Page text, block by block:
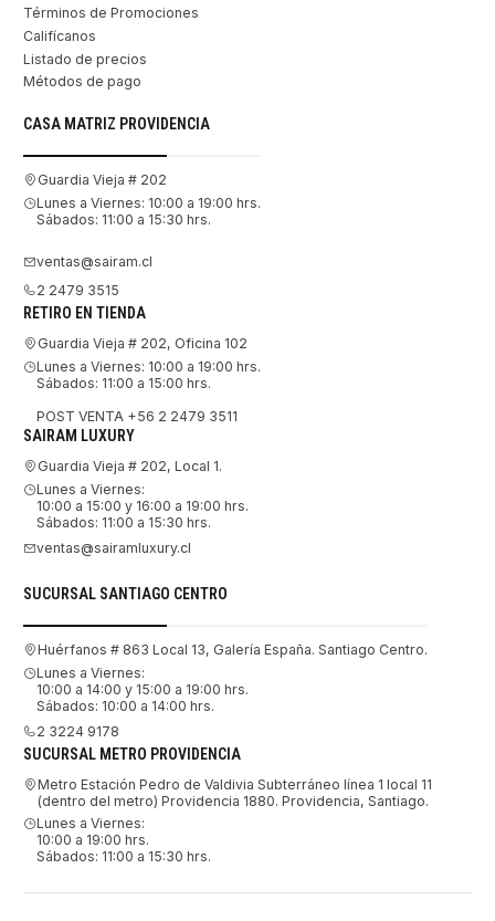
Términos de Promociones
Califícanos
Listado de precios
Métodos de pago
CASA MATRIZ PROVIDENCIA
Guardia Vieja # 202
Lunes a Viernes: 10:00 a 19:00 hrs.
Sábados: 11:00 a 15:30 hrs.
ventas@sairam.cl
2 2479 3515
RETIRO EN TIENDA
Guardia Vieja # 202, Oficina 102
Lunes a Viernes: 10:00 a 19:00 hrs.
Sábados: 11:00 a 15:00 hrs.
POST VENTA +56 2 2479 3511
SAIRAM LUXURY
Guardia Vieja # 202, Local 1.
Lunes a Viernes:
10:00 a 15:00 y 16:00 a 19:00 hrs.
Sábados: 11:00 a 15:30 hrs.
ventas@sairamluxury.cl
SUCURSAL SANTIAGO CENTRO
Huérfanos # 863 Local 13, Galería España. Santiago Centro.
Lunes a Viernes:
10:00 a 14:00 y 15:00 a 19:00 hrs.
Sábados: 10:00 a 14:00 hrs.
2 3224 9178
SUCURSAL METRO PROVIDENCIA
Metro Estación Pedro de Valdivia Subterráneo línea 1 local 11
(dentro del metro) Providencia 1880. Providencia, Santiago.
Lunes a Viernes:
10:00 a 19:00 hrs.
Sábados: 11:00 a 15:30 hrs.